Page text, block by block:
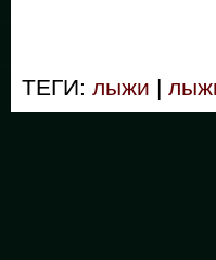
ТЕГИ: лыжи |